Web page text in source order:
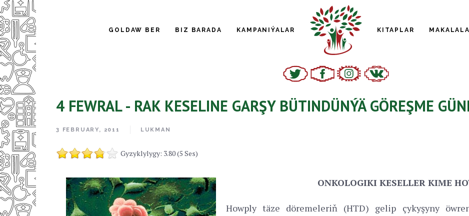
GOLDAW BER BIZ BARADA KAMPANIÝALAR KITAPLAR
4 FEWRAL - RAK KESELINE GARŞY BÜTINDÜNÝÄ GÖREŞME GÜNI
3 FEBRUARY, 2011 LUKMAN
Gyzyklylygy: 3.80 (5 Ses)
ONKOLOGIKI KESELLER KIME
Howply täze döremeleriň (HTD) gelip çykyşyny